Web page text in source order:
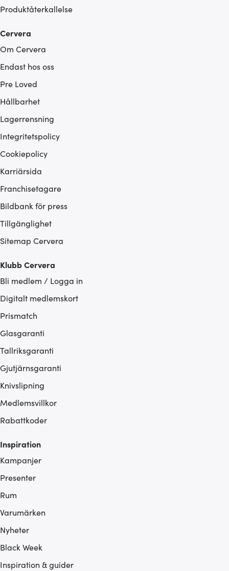
Produktåterkallelse
Cervera
Om Cervera
Endast hos oss
Pre Loved
Hållbarhet
Lagerrensning
Integritetspolicy
Cookiepolicy
Karriärsida
Franchisetagare
Bildbank för press
Tillgänglighet
Sitemap Cervera
Klubb Cervera
Bli medlem / Logga in
Digitalt medlemskort
Prismatch
Glasgaranti
Tallriksgaranti
Gjutjärnsgaranti
Knivslipning
Medlemsvillkor
Rabattkoder
Inspiration
Kampanjer
Presenter
Rum
Varumärken
Nyheter
Black Week
Inspiration & guider